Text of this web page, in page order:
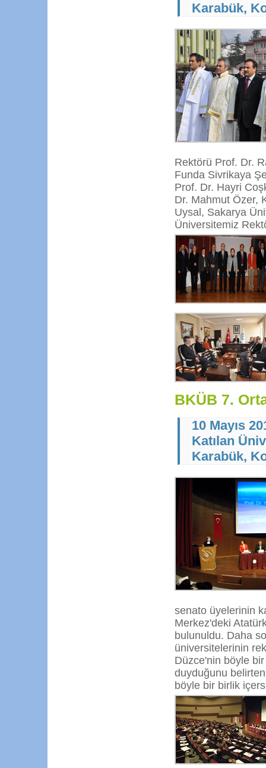
Karabük,
Rektörü Prof. Dr.
Funda Sivrikaya
Prof. Dr. Hayri
Dr. Mahmut Özer,
Uysal, Sakarya
Üniversitemiz
BKÜB 7.
10 Mayıs
Katılan
Karabük,
senato üyelerinin
Merkez'deki
bulunuldu. Daha
üniversitelerinin
Düzce'nin böyle
duyduğunu
böyle bir birlik